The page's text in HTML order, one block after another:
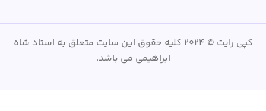
کپی رایت © 2024 کلیه حقوق این سایت متعلق به استاد شاه
ابراهیمی می باشد.